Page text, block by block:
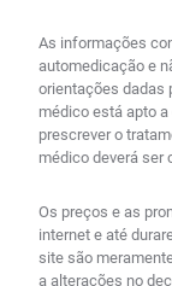
As informações
automedicação e
orientações dadas
médico está apto
prescrever o
médico deverá ser
Os preços e as
internet e até
site são
a alterações no